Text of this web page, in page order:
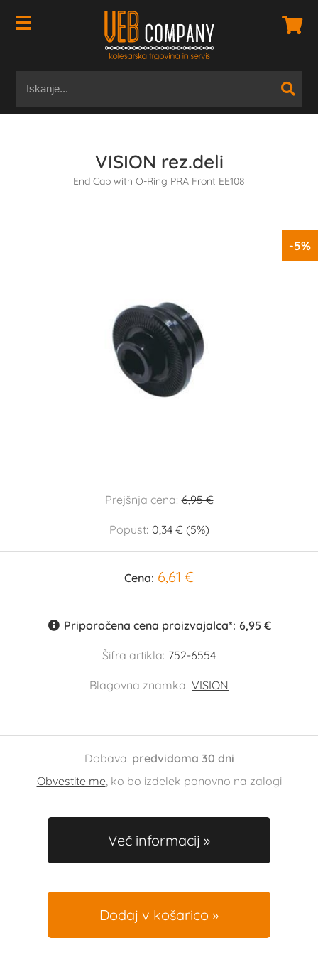
VISION rez.deli
End Cap with O-Ring PRA Front EE108
-5%
Prejšnja cena: 6,95 €
Popust: 0,34 € (5%)
Cena: 6,61 €
Priporočena cena proizvajalca*: 6,95 €
Šifra artikla: 752-6554
Blagovna znamka: VISION
Dobava: predvidoma 30 dni
Obvestite me, ko bo izdelek ponovno na zalogi
Več informacij
Dodaj v košarico